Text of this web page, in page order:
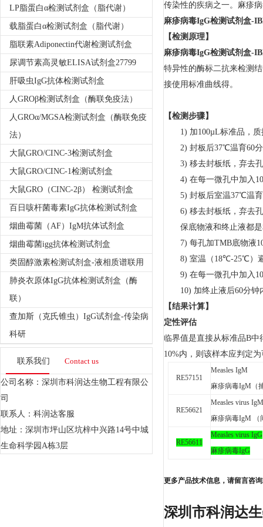
LP脂蛋白α检测试剂盒（脂代谢）
载脂蛋白α检测试剂盒（脂代谢）
脂联素Adiponectin代谢检测试剂盒
尿调节素高灵敏ELISA试剂盒27799
肝吸虫IgG抗体检测试剂盒
人GROβ检测试剂盒（酶联免疫法）
人GROα/MGSA检测试剂盒（酶联免疫
法）
大鼠GRO/CINC-3检测试剂盒
大鼠GRO/CINC-1检测试剂盒
大鼠GRO（CINC-2β） 检测试剂盒
百日咳杆菌毒素IgG抗体检测试剂盒
烟曲霉菌（AF）IgM抗体试剂盒
烟曲霉菌igg抗体检测试剂盒
类固醇激素检测试剂盒-液相质谱联用
肺炎衣原体IgG抗体检测试剂盒（酶
联）
查加斯（克氏锥虫）IgG试剂盒-传染病
科研
联系我们 Contact us
公司名称：深圳市科润达生物工程有限公
司
联系人：科润达客服
地址：深圳市坪山区坑梓中兴路14号中城
生命科学园A栋3层
传染性的疾病之一。麻疹
麻疹病毒IgG检测试剂盒-
【检测原理】
麻疹病毒IgG检测试剂盒-
特异性的酶标二抗来检测
接使用标准曲线得。
【检测步骤】
1) 加100µL标准品，
2) 封板后37℃温育60
3) 移去封板纸，弃去
4) 在每一微孔中加入
5) 封板后室温37℃温育
6) 移去封板纸，弃去
保底物液和终止液都
7) 每孔加TMB底物液
8) 室温（ 18℃-25℃）
9) 在每一微孔中加入
10) 加终止液后60分钟
【结果计算】
定性评估
临界值是直接从标准品B中
10%内，则该样本应判定
RE57151
Measles IgM
麻疹病毒IgM（
RE56621
Measles virus
麻疹病毒IgM （
RE56611
Measles virus IgG
麻疹病毒IgG
更多产品技术信息，请留言咨
深圳市科润达